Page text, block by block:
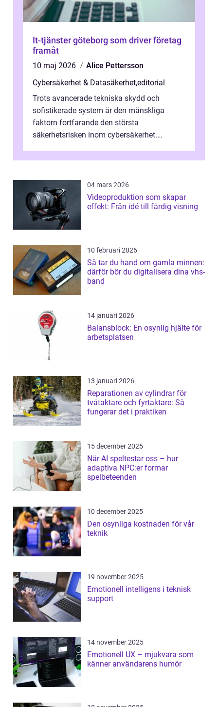
It-tjänster göteborg som driver företag
framåt
10 maj 2026
Alice Pettersson
Cybersäkerhet & Datasäkerhet,editorial
Trots avancerade tekniska skydd och
sofistikerade system är den mänskliga
faktorn fortfarande den största
säkerhetsrisken inom cybersäkerhet.
04 mars 2026
Videoproduktion som skapar
effekt: Från idé till färdig visning
10 februari 2026
Så tar du hand om gamla minnen:
därför bör du digitalisera dina vhs-
band
14 januari 2026
Balansblock: En osynlig hjälte för
arbetsplatsen
13 januari 2026
Reparationen av cylindrar för
tvåtaktare och fyrtaktare: Så
fungerar det i praktiken
15 december 2025
När AI speltestar oss – hur
adaptiva NPC:er formar
spelbeteenden
10 december 2025
Den osynliga kostnaden för vår
teknik
19 november 2025
Emotionell intelligens i teknisk
support
14 november 2025
Emotionell UX – mjukvara som
känner användarens humör